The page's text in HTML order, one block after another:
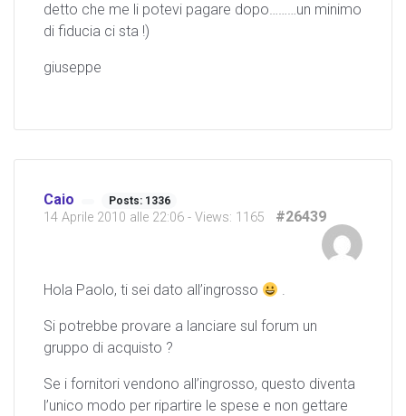
detto che me li potevi pagare dopo………un minimo
di fiducia ci sta !)
giuseppe
Caio Posts: 1336
14 Aprile 2010 alle 22:06 - Views: 1165 #26439
Hola Paolo, ti sei dato all’ingrosso .
Si potrebbe provare a lanciare sul forum un
gruppo di acquisto ?
Se i fornitori vendono all’ingrosso, questo diventa
l’unico modo per ripartire le spese e non gettare